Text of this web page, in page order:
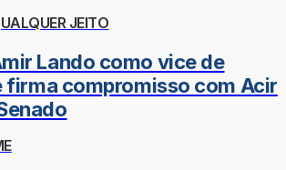
JEITO
Lando como vice de
firma compromisso com Acir